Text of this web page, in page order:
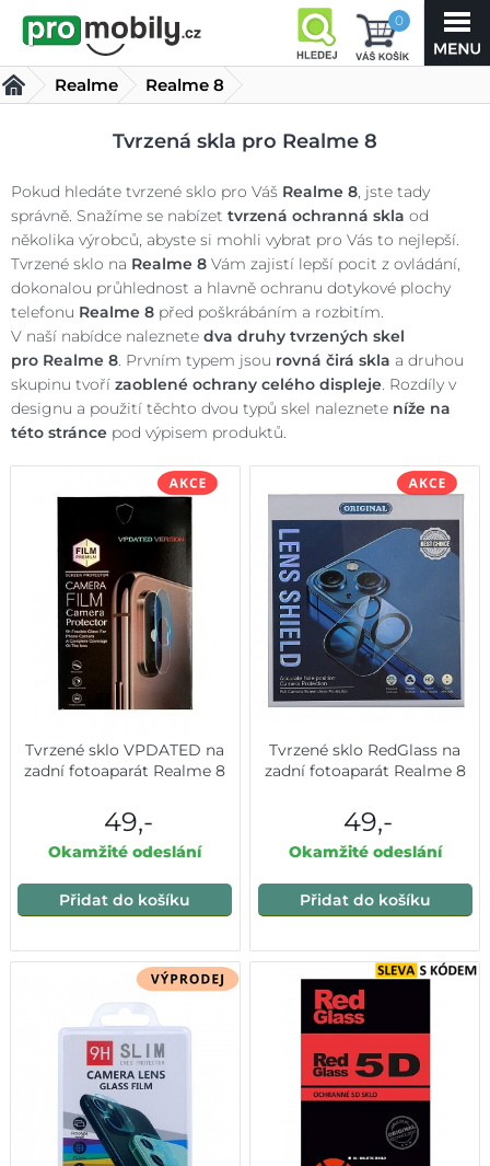
0
Realme
Realme 8
Tvrzená skla pro Realme 8
Pokud hledáte tvrzené sklo pro Váš Realme 8, jste tady
správně. Snažíme se nabízet tvrzená ochranná skla od
několika výrobců, abyste si mohli vybrat pro Vás to nejlepší.
Tvrzené sklo na Realme 8 Vám zajistí lepší pocit z ovládání,
dokonalou průhlednost a hlavně ochranu dotykové plochy
telefonu Realme 8 před poškrábáním a rozbitím.
V naší nabídce naleznete dva druhy tvrzených skel
pro Realme 8. Prvním typem jsou rovná čirá skla a druhou
skupinu tvoří zaoblené ochrany celého displeje. Rozdíly v
designu a použití těchto dvou typů skel naleznete níže na
této stráncepod výpisem produktů.
Tvrzené sklo VPDATED na
zadní fotoaparát Realme 8
49,-
Okamžité odeslání
Přidat do košíku
Tvrzené sklo RedGlass na
zadní fotoaparát Realme 8
49,-
Okamžité odeslání
Přidat do košíku